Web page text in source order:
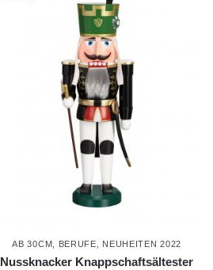
AB 30CM BERUFE NEUHEITEN 2022
Nussknacker Knappschaftsältester